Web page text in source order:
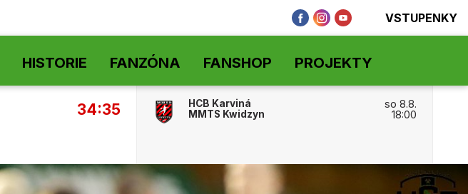
VSTUPENKY
HISTORIE FANZÓNA FANSHOP PROJEKTY
34:35
HCB Karviná
MMTS Kwidzyn
so 8.8.
18:00